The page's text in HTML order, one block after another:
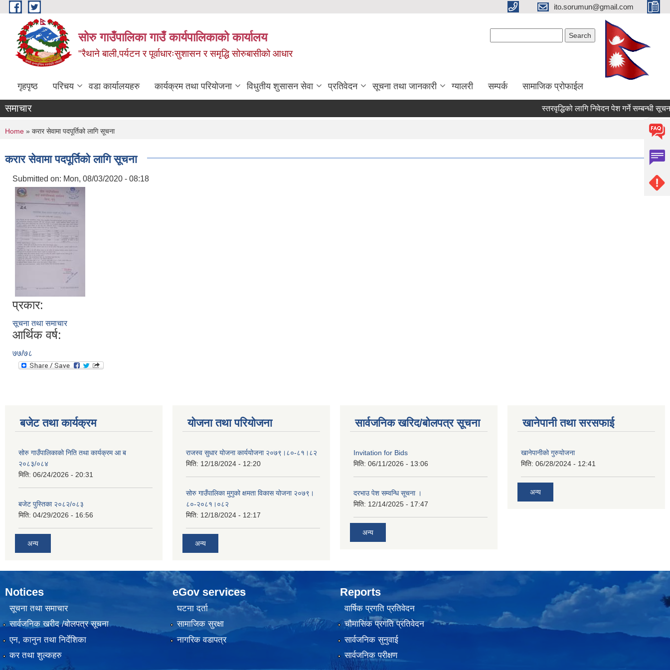
Skip to main content ito.sorumun@gmail.com
सोरु गाउँपालिका गाउँ कार्यपालिकाको कार्यालय
"रैथाने बाली,पर्यटन र पूर्वाधारःसुशासन र समृद्धि सोरुबासीको आधार
गृहपृष्ठ परिचय वडा कार्यालयहरु कार्यक्रम तथा परियोजना विधुतीय शुसासन सेवा प्रतिवेदन सूचना तथा जानकारी ग्यालरी सम्पर्क सामाजिक प्रोफाईल
समाचार स्तरवृद्धिको लागि निवेदन पेश गर्ने सम्बन्धी सूचना।
« first
You are here
Home » करार सेवामा पदपूर्तिको लागि सूचना
करार सेवामा पदपूर्तिको लागि सूचना
Submitted on: Mon, 08/03/2020 - 08:18
प्रकार:
सूचना तथा समाचार
आर्थिक वर्ष:
७७/७८
बजेट तथा कार्यक्रम
सोरु गाउँपालिकाको निति तथा कार्यक्रम आ ब
२०८३/०८४
मिति: 06/24/2026 - 20:31
बजेट पुस्तिका २०८२/०८३
मिति: 04/29/2026 - 16:56
अन्य
योजना तथा परियोजना
राजस्व सुधार योजना कार्ययोजना २०७९।८०-८१।८२
मिति: 12/18/2024 - 12:20
सोरु गाउँपालिका मुगुको क्षमता विकास योजना २०७९।
८०-२०८१।०८२
मिति: 12/18/2024 - 12:17
अन्य
सार्वजनिक खरिद/बोलपत्र सूचना
Invitation for Bids
मिति: 06/11/2026 - 13:06
दरभाउ पेश सम्वन्धि सूचना ।
मिति: 12/14/2025 - 17:47
अन्य
खानेपानी तथा सरसफाई
खानेपानीको गुरुयोजना
मिति: 06/28/2024 - 12:41
अन्य
Notices
सूचना तथा समाचार
सार्वजनिक खरीद /बोलपत्र सूचना
एन, कानुन तथा निर्देशिका
कर तथा शुल्कहरु
eGov services
घटना दर्ता
सामाजिक सुरक्षा
नागरिक वडापत्र
Reports
वार्षिक प्रगति प्रतिवेदन
चौमासिक प्रगति प्रतिवेदन
सार्वजनिक सुनुवाई
सार्वजनिक परीक्षण